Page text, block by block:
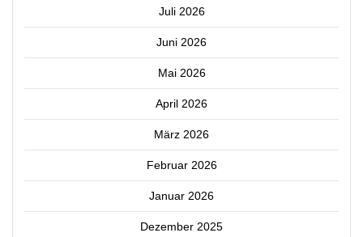
Juli 2026
Juni 2026
Mai 2026
April 2026
März 2026
Februar 2026
Januar 2026
Dezember 2025